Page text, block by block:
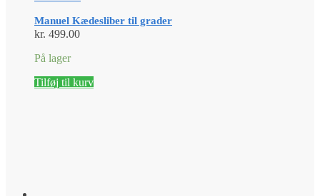
Manuel Kædesliber til grader
kr. 499.00
På lager
Tilføj til kurv